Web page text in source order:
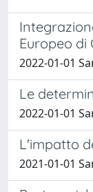
Europeo di
2022-01-01
Le
2022-01-01
L'impatto
2021-01-01